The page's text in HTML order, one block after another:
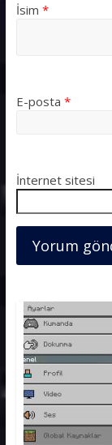
İsim *
E-posta *
İnternet sitesi